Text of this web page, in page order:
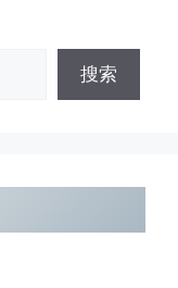
搜索